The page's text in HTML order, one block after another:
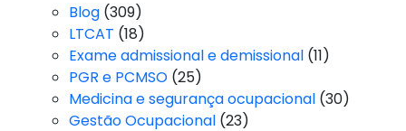
Blog (309)
LTCAT (18)
Exame admissional e demissional (11)
PGR e PCMSO (25)
Medicina e segurança ocupacional (30)
Gestão Ocupacional (23)